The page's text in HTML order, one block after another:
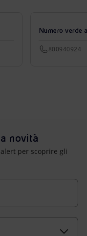
Numero verde
800940924
novità
per scoprire gli